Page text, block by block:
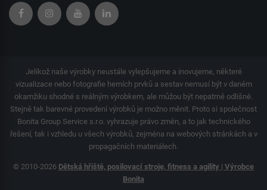
Jelikož naše výrobky neustále vylepšujeme a inovujeme, některé
vizualizace nebo fotografie herních prvků a sestav nemusí být v daném
okamžiku shodné s reálným výrobkem, ale můžou být nepatrně odlišné.
Stejně tak barevné provedení výrobků je možno měnit. Proto si společnost
Bonita Group Service s.r.o. vyhrazuje právo změn, a to jak technického
řešení, tak i vzhledu u všech výrobků, zejména na webových stránkách a v
propagačních materiálech.
© 2010-2026 Dětská hřiště, posilovací stroje, fitness a agility | Výrobce
Bonita